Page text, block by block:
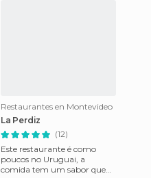
Restaurantes en Montevideo
La Perdiz
(12)
Este restaurante é como
poucos no Uruguai, a
comida tem um sabor que